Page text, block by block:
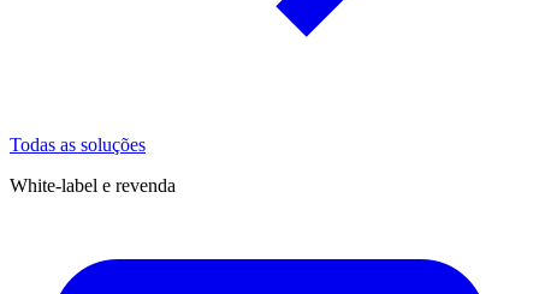
Todas as soluções
White-label e revenda